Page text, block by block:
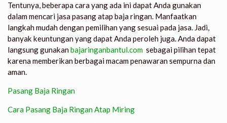
Tentunya, beberapa cara yang ada ini dapat Anda gunakan
dalam mencari jasa pasang atap baja ringan. Manfaatkan
langkah mudah dengan pemilihan yang sesuai pada jasa. Jadi,
banyak keuntungan yang dapat Anda peroleh juga. Anda dapat
langsung gunakanbajaringanbantul.com sebagai pilihan tepat
karena memberikan berbagai macam penawaran sempurna dan
aman.
Pasang Baja Ringan
Cara Pasang Baja Ringan Atap Miring